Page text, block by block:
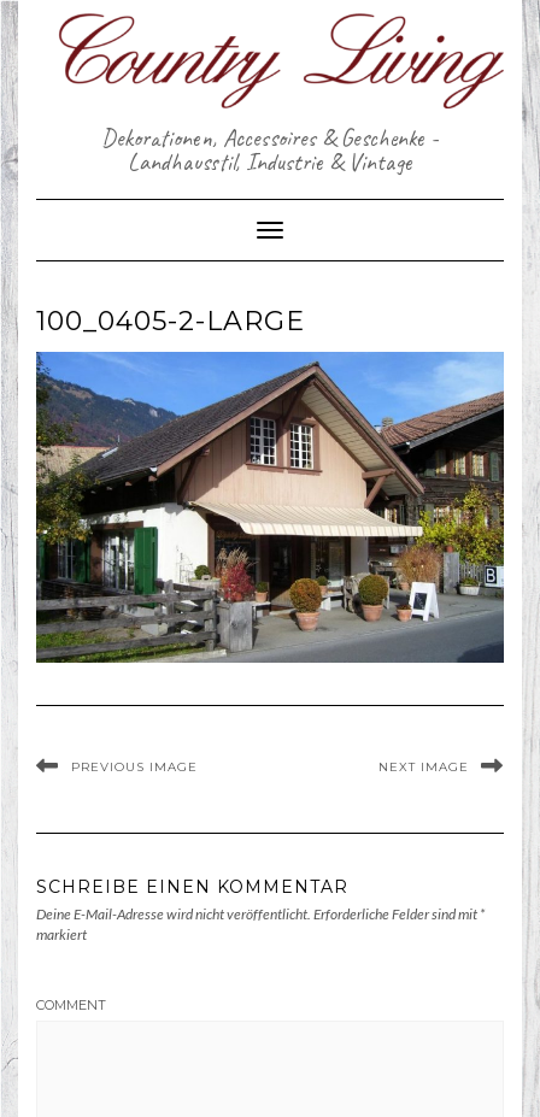
Skip
to
content
Dekorationen, Accessoires & Geschenke -
Landhausstil, Industrie & Vintage
Toggle Navigation
100_0405-2-LARGE
PREVIOUS IMAGE NEXT IMAGE
SCHREIBE EINEN KOMMENTAR
Deine E-Mail-Adresse wird nicht veröffentlicht. Erforderliche Felder sind mit *
markiert
COMMENT